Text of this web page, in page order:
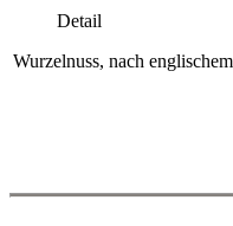
Detail
Wurzelnuss, nach